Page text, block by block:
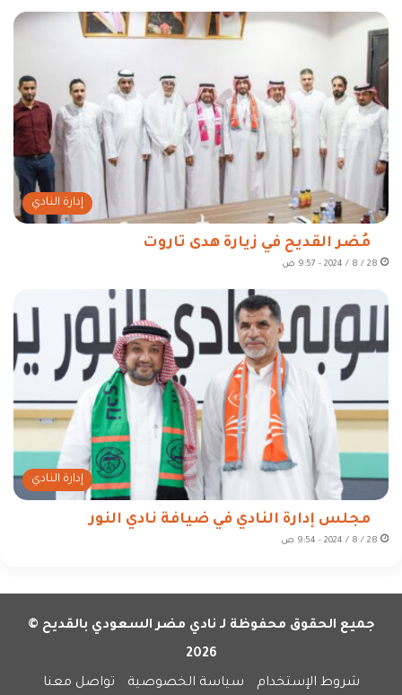
إدارة النادي
مُضر القديح في زيارة هدى تاروت
28 / 8 / 2024 - 9:57 ص
إدارة النادي
مجلس إدارة النادي في ضيافة نادي النور
28 / 8 / 2024 - 9:54 ص
جميع الحقوق محفوظة لـ نادي مضر السعودي بالقديح ©
2026
شروط الإستخدام
سياسة الخصوصية تواصل معنا